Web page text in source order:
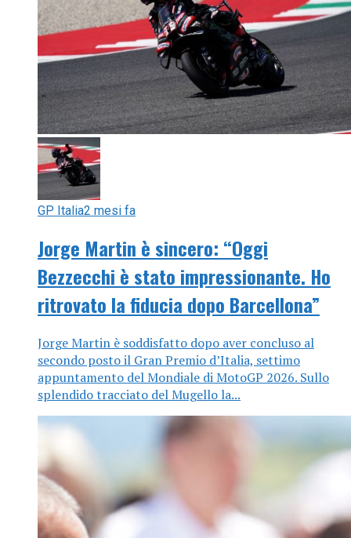
GP Italia2 mesi fa
Jorge Martin è sincero: “Oggi
Bezzecchi è stato impressionante. Ho
ritrovato la fiducia dopo Barcellona”
Jorge Martin è soddisfatto dopo aver concluso al
secondo posto il Gran Premio d’Italia, settimo
appuntamento del Mondiale di MotoGP 2026. Sullo
splendido tracciato del Mugello la...